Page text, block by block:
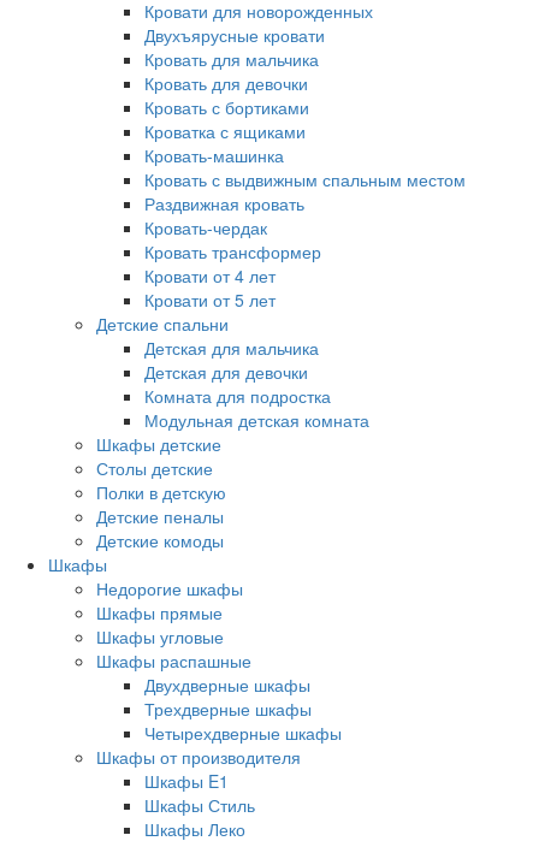
Кровати для новорожденных
Двухъярусные кровати
Кровать для мальчика
Кровать для девочки
Кровать с бортиками
Кроватка с ящиками
Кровать-машинка
Кровать с выдвижным спальным местом
Раздвижная кровать
Кровать-чердак
Кровать трансформер
Кровати от 4 лет
Кровати от 5 лет
Детские спальни
Детская для мальчика
Детская для девочки
Комната для подростка
Модульная детская комната
Шкафы детские
Столы детские
Полки в детскую
Детские пеналы
Детские комоды
Шкафы
Недорогие шкафы
Шкафы прямые
Шкафы угловые
Шкафы распашные
Двухдверные шкафы
Трехдверные шкафы
Четырехдверные шкафы
Шкафы от производителя
Шкафы E1
Шкафы Стиль
Шкафы Леко